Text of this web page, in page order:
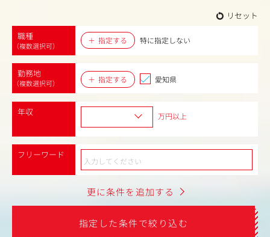
リセット
職種
（複数選択可）
指定する 特に指定しない
勤務地
（複数選択可） 指定する 愛知県
年収 万円以上
フリーワード
更に条件を追加する
指定した条件で絞り込む